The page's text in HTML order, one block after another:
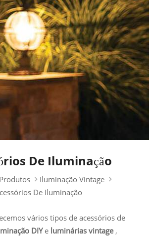
De Iluminação
Produtos
Iluminação Vintage
De Iluminação
vários tipos de acessórios de
DIYe luminárias vintage,